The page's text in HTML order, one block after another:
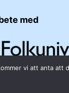
med
vi att anta att